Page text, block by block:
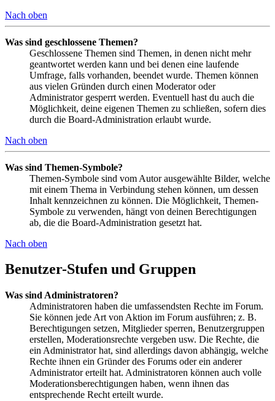
Nach oben
Was sind geschlossene Themen?
Geschlossene Themen sind Themen, in denen nicht mehr
geantwortet werden kann und bei denen eine laufende
Umfrage, falls vorhanden, beendet wurde. Themen können
aus vielen Gründen durch einen Moderator oder
Administrator gesperrt werden. Eventuell hast du auch die
Möglichkeit, deine eigenen Themen zu schließen, sofern dies
durch die Board-Administration erlaubt wurde.
Nach oben
Was sind Themen-Symbole?
Themen-Symbole sind vom Autor ausgewählte Bilder, welche
mit einem Thema in Verbindung stehen können, um dessen
Inhalt kennzeichnen zu können. Die Möglichkeit, Themen-
Symbole zu verwenden, hängt von deinen Berechtigungen
ab, die die Board-Administration gesetzt hat.
Nach oben
Benutzer-Stufen und Gruppen
Was sind Administratoren?
Administratoren haben die umfassendsten Rechte im Forum.
Sie können jede Art von Aktion im Forum ausführen; z. B.
Berechtigungen setzen, Mitglieder sperren, Benutzergruppen
erstellen, Moderationsrechte vergeben usw. Die Rechte, die
ein Administrator hat, sind allerdings davon abhängig, welche
Rechte ihnen ein Gründer des Forums oder ein anderer
Administrator erteilt hat. Administratoren können auch volle
Moderationsberechtigungen haben, wenn ihnen das
entsprechende Recht erteilt wurde.